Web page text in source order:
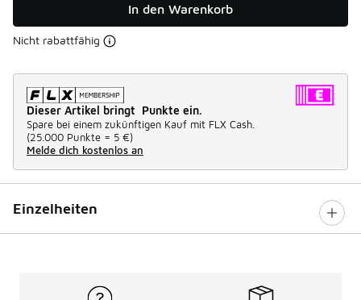
In den Warenkorb
Nicht rabattfähig
Dieser Artikel bringt Punkte ein.
Spare bei einem zukünftigen Kauf mit FLX Cash.
(25.000 Punkte = 5 €)
Melde dich kostenlos an
Einzelheiten